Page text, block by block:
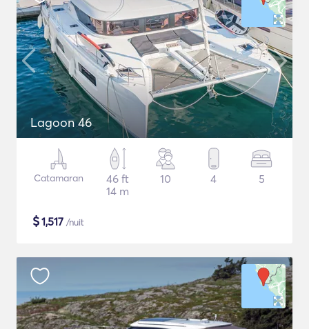
Lagoon 46
Catamaran
46 ft
14 m
10 4 5
$1,517 /nuit